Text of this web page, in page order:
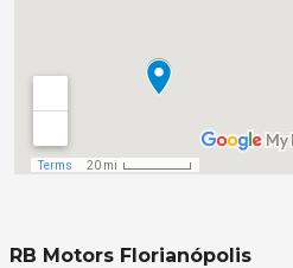
RB Motors Florianópolis